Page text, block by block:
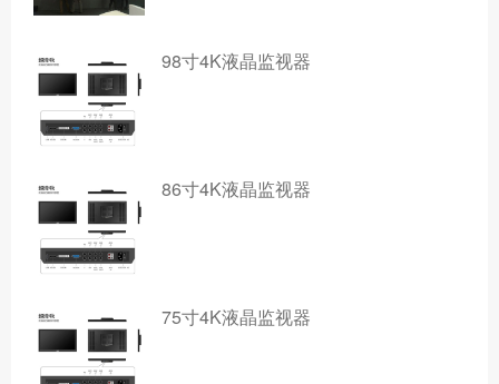
98寸4K液晶监视器
86寸4K液晶监视器
75寸4K液晶监视器